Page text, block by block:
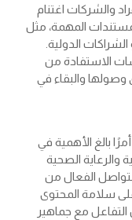
والشركات اغتنام
المهمة، مثل
الشراكات الدولية.
الاستفادة من
والبقاء في
بالغ الأهمية في
والرعاية الصحية
الفعال من
سلامة المحتوى
مع جماهير